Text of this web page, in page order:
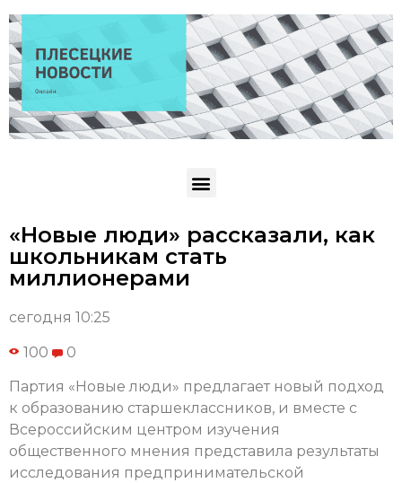
«Новые люди» рассказали, как
школьникам стать
миллионерами
сегодня 10:25
100 0
Партия «Новые люди» предлагает новый подход
к образованию старшеклассников, и вместе с
Всероссийским центром изучения
общественного мнения представила результаты
исследования предпринимательской